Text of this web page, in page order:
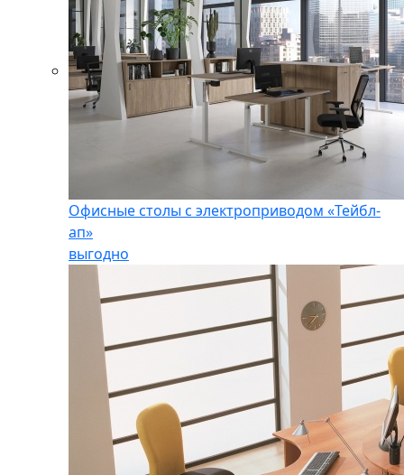
Офисные столы с электроприводом «Тейбл-
ап»
выгодно